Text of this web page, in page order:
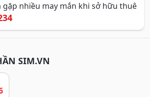
gặp nhiều may mắn khi sở hữu thuê
SIM.VN